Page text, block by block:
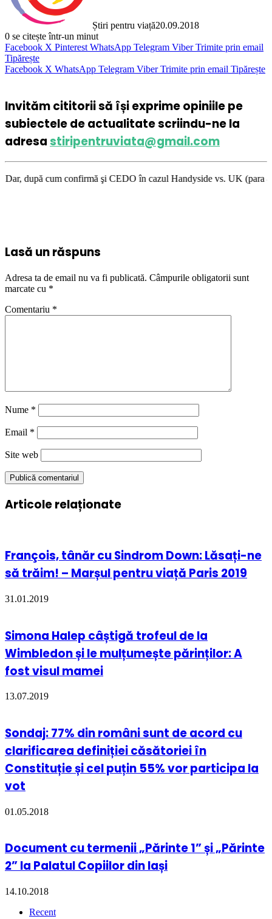
Știri pentru viață20.09.2018
0 se citește într-un minut
Facebook X Pinterest WhatsApp Telegram Viber Trimite prin email
Tipărește
Facebook X WhatsApp Telegram Viber Trimite prin email Tipărește
Invităm cititorii să își exprime opiniile pe
subiectele de actualitate scriindu-ne la
adresastiripentruviata@gmail.com
confirmă şi CEDO în cazul Handyside vs. UK (para 49),
Lasă un răspuns
Adresa ta de email nu va fi publicată. Câmpurile obligatorii sunt
marcate cu *
Comentariu *
Nume *
Email *
Site web
Articole relaționate
François, tânăr cu Sindrom Down: Lăsați-ne
să trăim! – Marșul pentru viață Paris 2019
31.01.2019
Simona Halep câștigă trofeul de la
Wimbledon și le mulțumește părinților: A
fost visul mamei
13.07.2019
Sondaj: 77% din români sunt de acord cu
clarificarea definiției căsătoriei în
Constituție și cel puțin 55% vor participa la
vot
01.05.2018
Document cu termenii „Părinte 1” și „Părinte
2” la Palatul Copiilor din Iași
14.10.2018
Recent